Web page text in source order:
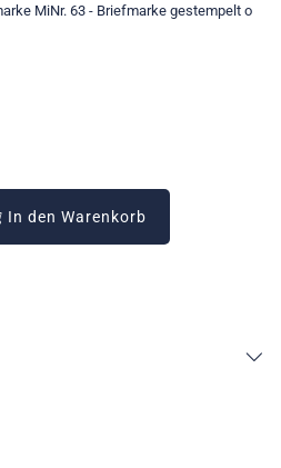
MiNr. 63 - Briefmarke gestempelt o
In den Warenkorb